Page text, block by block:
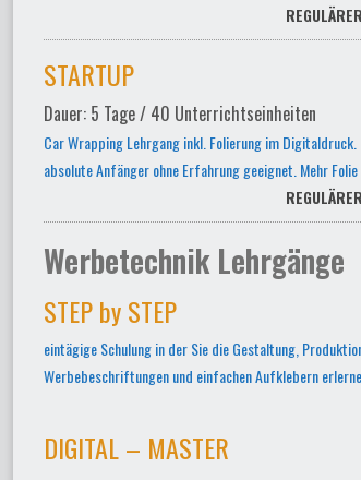
STARTUP
Dauer: 5 Tage / 40 Unterrichtseinheiten
Car Wrapping Lehrgang inkl. Folierung im
absolute Anfänger ohne Erfahrung geeignet. Mehr
Werbetechnik Lehrgänge
STEP by STEP
eintägige Schulung in der Sie die Gestaltung,
Werbebeschriftungen und einfachen Aufklebern
DIGITAL – MASTER